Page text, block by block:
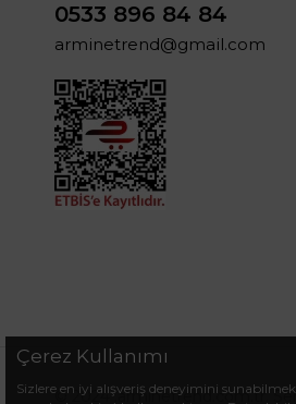
0533 896 84 84
arminetrend@gmail.com
© 2024 .arminetrend.com.tr.
Çerez Kullanımı
Sizlere en iyi alışveriş deneyimini